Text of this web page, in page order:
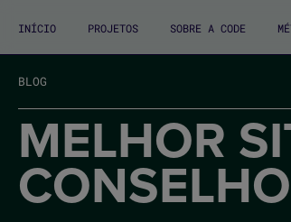
INÍCIO PROJETOS SOBRE A CODE
BLOG
MELHOR